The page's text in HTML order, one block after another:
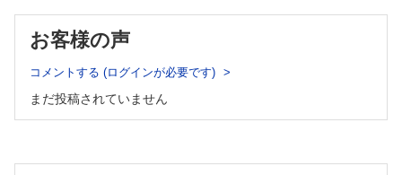
第４部：病を防ぐ達人になる
10章 一流にこだわる。川上から川下への流れ…
『一流の人はなぜ風邪をひかないのか？』
11章 「いにしえに学ぶ」の「いにしえ」は古いのか…？
お客様の声
コメントする (ログインが必要です)
まだ投稿されていません